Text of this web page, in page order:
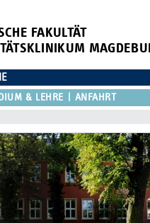
FAKULTÄT
& LEHRE ANFAHRT